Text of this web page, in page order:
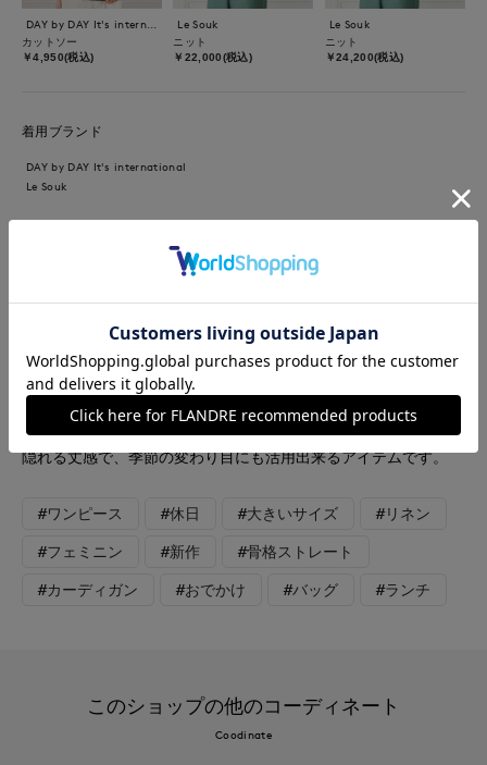
カットソー
￥4,950(税込)
Le Souk
ニット
￥22,000(税込)
Le Souk
ニット
￥24,200(税込)
着用ブランド
DAY by DAY It's international
Le Souk
【着用サイズ】ワンピース、カーディガン：フリーサイズ【着用
のワンピースは、胸元はスッキリとしたVネックで抜け感もあ
り、肘が隠れる袖丈も嬉しいポイントです。ウエストは紐で調節
可能で、後ろゴム仕様で楽にお好みのシルエットで快適に着て頂
けます。さらっとした軽やかなVネックカーディガンはヒップが
隠れる丈感で、季節の変わり目にも活用出来るアイテムです。
#ワンピース #休日 #大きいサイズ #リネン
#フェミニン #新作 #骨格ストレート
#カーディガン #おでかけ #バッグ #ランチ
このショップの他のコーディネート
Coodinate